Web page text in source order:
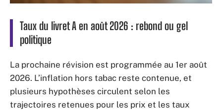
Taux du livret A en août 2026 : rebond ou gel
politique
La prochaine révision est programmée au 1er août
2026. L’inflation hors tabac reste contenue, et
plusieurs hypothèses circulent selon les
trajectoires retenues pour les prix et les taux